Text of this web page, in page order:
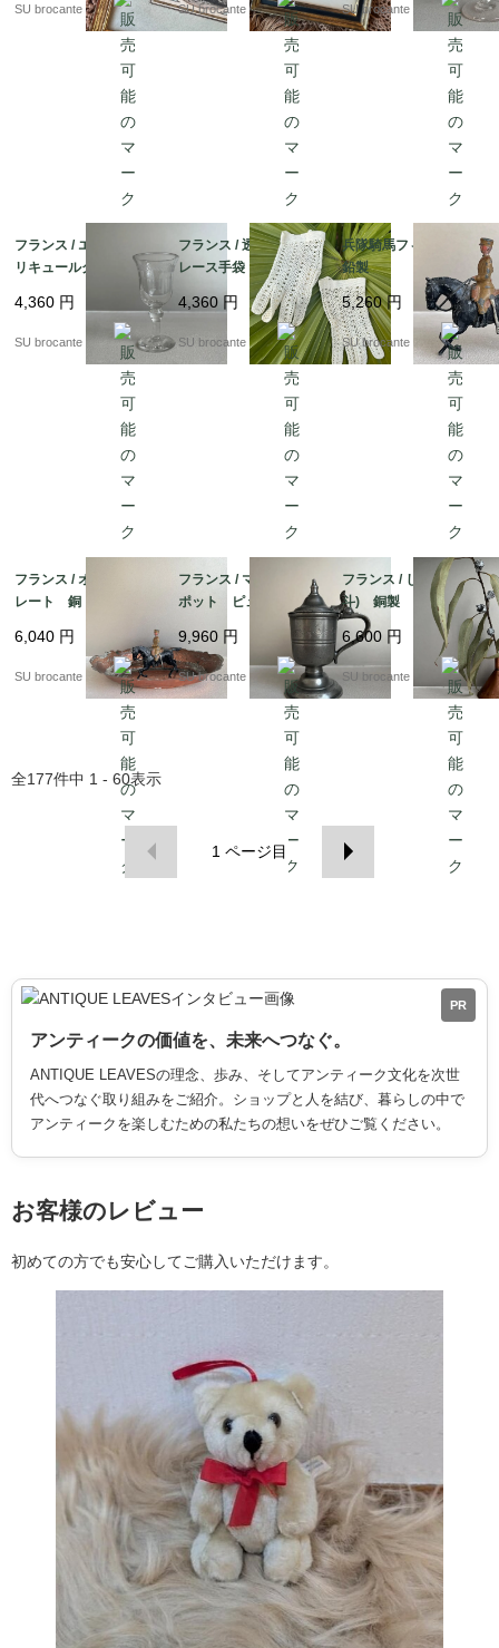
SU brocante SU brocante SU brocante
フランス / エッチング
リキュールグラス小
4,360 円
SU brocante
フランス / 透かし編み
レース手袋
4,360円
SU brocante
兵隊騎馬フィギュア
鉛製
5,260円
SU brocante
フランス / オーバルプ
レート 銅 錫メッ
6,040 円
SU brocante
フランス / マスタード
ポット ピューター製
9,960 円
SU brocante
フランス / じょうご(漏
斗) 銅製
6,600 円
SU brocante
全177件中 1 - 60表示
1 ページ目
PR
アンティークの価値を、未来へつなぐ。
ANTIQUE LEAVESの理念、歩み、そしてアンティーク文化を次世
代へつなぐ取り組みをご紹介。ショップと人を結び、暮らしの中で
アンティークを楽しむための私たちの想いをぜひご覧ください。
お客様のレビュー
初めての方でも安心してご購入いただけます。